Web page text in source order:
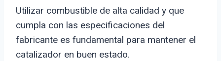
Utilizar combustible de alta calidad y que
cumpla con las especificaciones del
fabricante es fundamental para mantener el
catalizador en buen estado.